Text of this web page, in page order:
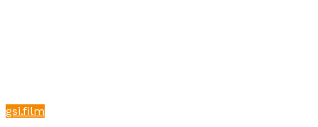
gsi.film